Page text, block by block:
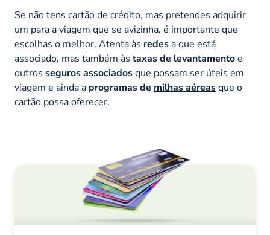
Se não tens cartão de crédito, mas pretendes adquirir
um para a viagem que se avizinha, é importante que
escolhas o melhor. Atenta às redes a que está
associado, mas também às taxas de levantamentoe
outros seguros associadosque possam ser úteis em
viagem e ainda a programas de milhas aéreasque o
cartão possa oferecer.